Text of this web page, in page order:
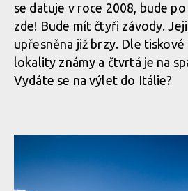
se datuje v roce 2008, bude
zde! Bude mít čtyři závody.
upřesněna již brzy. Dle
lokality známy a čtvrtá je na
Vydáte se na výlet do Itálie?